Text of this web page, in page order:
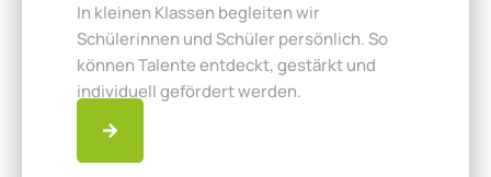
In kleinen Klassen begleiten wir
Schülerinnen und Schüler persönlich. So
können Talente entdeckt, gestärkt und
individuell gefördert werden.